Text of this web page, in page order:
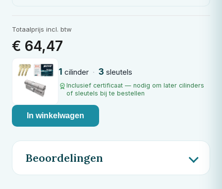
Totaalprijs incl. btw
€ 64,47
1 cilinder · 3 sleutels
Inclusief certificaat — nodig om later cilinders
of sleutels bij te bestellen
In winkelwagen
Beoordelingen